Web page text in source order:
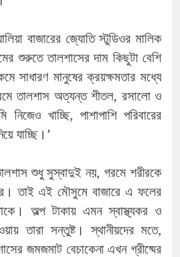
বাজারের জ্যোতি স্টুডিওর মালিক
শুরুতে তালশাসের দাম কিছুটা বেশি
সাধারণ মানুষের ক্রয়ক্ষমতার মধ্যে
তালশাস অত্যন্ত শীতল, রসালো ও
খাচ্ছি, পাশাপাশি পরিবারের
যাচ্ছি।’
শুধু সুস্বাদুই নয়, গরমে শরীরকে
তাই এই মৌসুমে বাজারে এ ফলের
অল্প টাকায় এমন স্বাস্থ্যকর ও
তারা সন্তুষ্ট। স্থানীয়দের মতে,
জমজমাট বেচাকেনা এখন গ্রীষ্মের